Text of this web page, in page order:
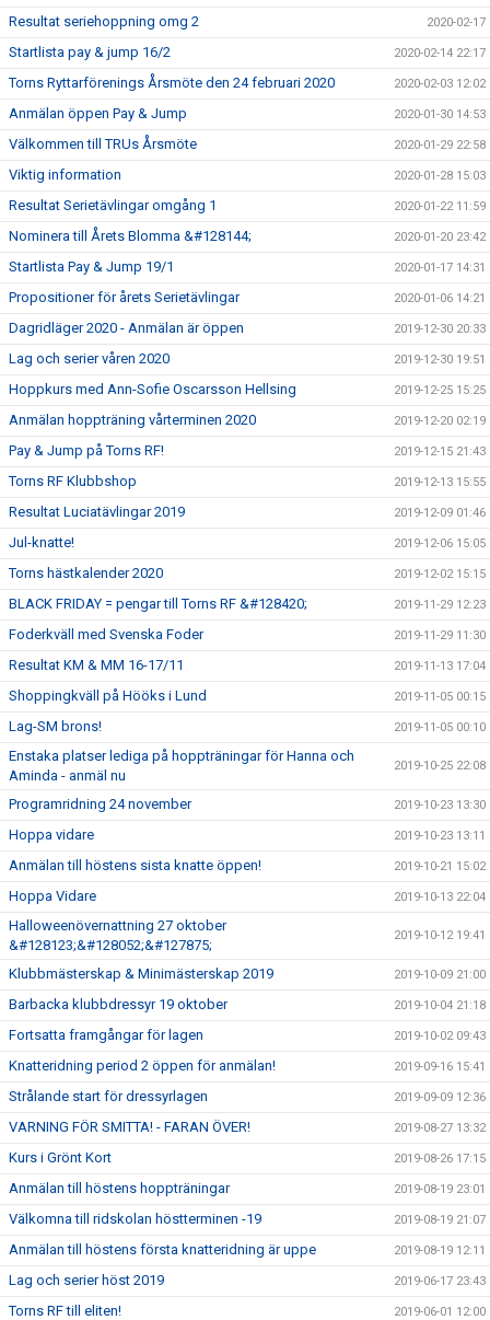
Resultat seriehoppning omg 2 2020-02-17
Startlista pay & jump 16/2 2020-02-14 22:17
Torns Ryttarförenings Årsmöte den 24 februari 2020 2020-02-03 12:02
Anmälan öppen Pay & Jump 2020-01-30 14:53
Välkommen till TRUs Årsmöte 2020-01-29 22:58
Viktig information 2020-01-28 15:03
Resultat Serietävlingar omgång 1 2020-01-22 11:59
Nominera till Årets Blomma &#128144; 2020-01-20 23:42
Startlista Pay & Jump 19/1 2020-01-17 14:31
Propositioner för årets Serietävlingar 2020-01-06 14:21
Dagridläger 2020 - Anmälan är öppen 2019-12-30 20:33
Lag och serier våren 2020 2019-12-30 19:51
Hoppkurs med Ann-Sofie Oscarsson Hellsing 2019-12-25 15:25
Anmälan hoppträning vårterminen 2020 2019-12-20 02:19
Pay & Jump på Torns RF! 2019-12-15 21:43
Torns RF Klubbshop 2019-12-13 15:55
Resultat Luciatävlingar 2019 2019-12-09 01:46
Jul-knatte! 2019-12-06 15:05
Torns hästkalender 2020 2019-12-02 15:15
BLACK FRIDAY = pengar till Torns RF &#128420; 2019-11-29 12:23
Foderkväll med Svenska Foder 2019-11-29 11:30
Resultat KM & MM 16-17/11 2019-11-13 17:04
Shoppingkväll på Hööks i Lund 2019-11-05 00:15
Lag-SM brons! 2019-11-05 00:10
Enstaka platser lediga på hoppträningar för Hanna och
Aminda - anmäl nu
2019-10-25 22:08
Programridning 24 november 2019-10-23 13:30
Hoppa vidare 2019-10-23 13:11
Anmälan till höstens sista knatte öppen! 2019-10-21 15:02
Hoppa Vidare 2019-10-13 22:04
Halloweenövernattning 27 oktober
&#128123;&#128052;&#127875;
2019-10-12 19:41
Klubbmästerskap & Minimästerskap 2019 2019-10-09 21:00
Barbacka klubbdressyr 19 oktober 2019-10-04 21:18
Fortsatta framgångar för lagen 2019-10-02 09:43
Knatteridning period 2 öppen för anmälan! 2019-09-16 15:41
Strålande start för dressyrlagen 2019-09-09 12:36
VARNING FÖR SMITTA! - FARAN ÖVER! 2019-08-27 13:32
Kurs i Grönt Kort 2019-08-26 17:15
Anmälan till höstens hoppträningar 2019-08-19 23:01
Välkomna till ridskolan höstterminen -19 2019-08-19 21:07
Anmälan till höstens första knatteridning är uppe 2019-08-19 12:11
Lag och serier höst 2019 2019-06-17 23:43
Torns RF till eliten! 2019-06-01 12:00